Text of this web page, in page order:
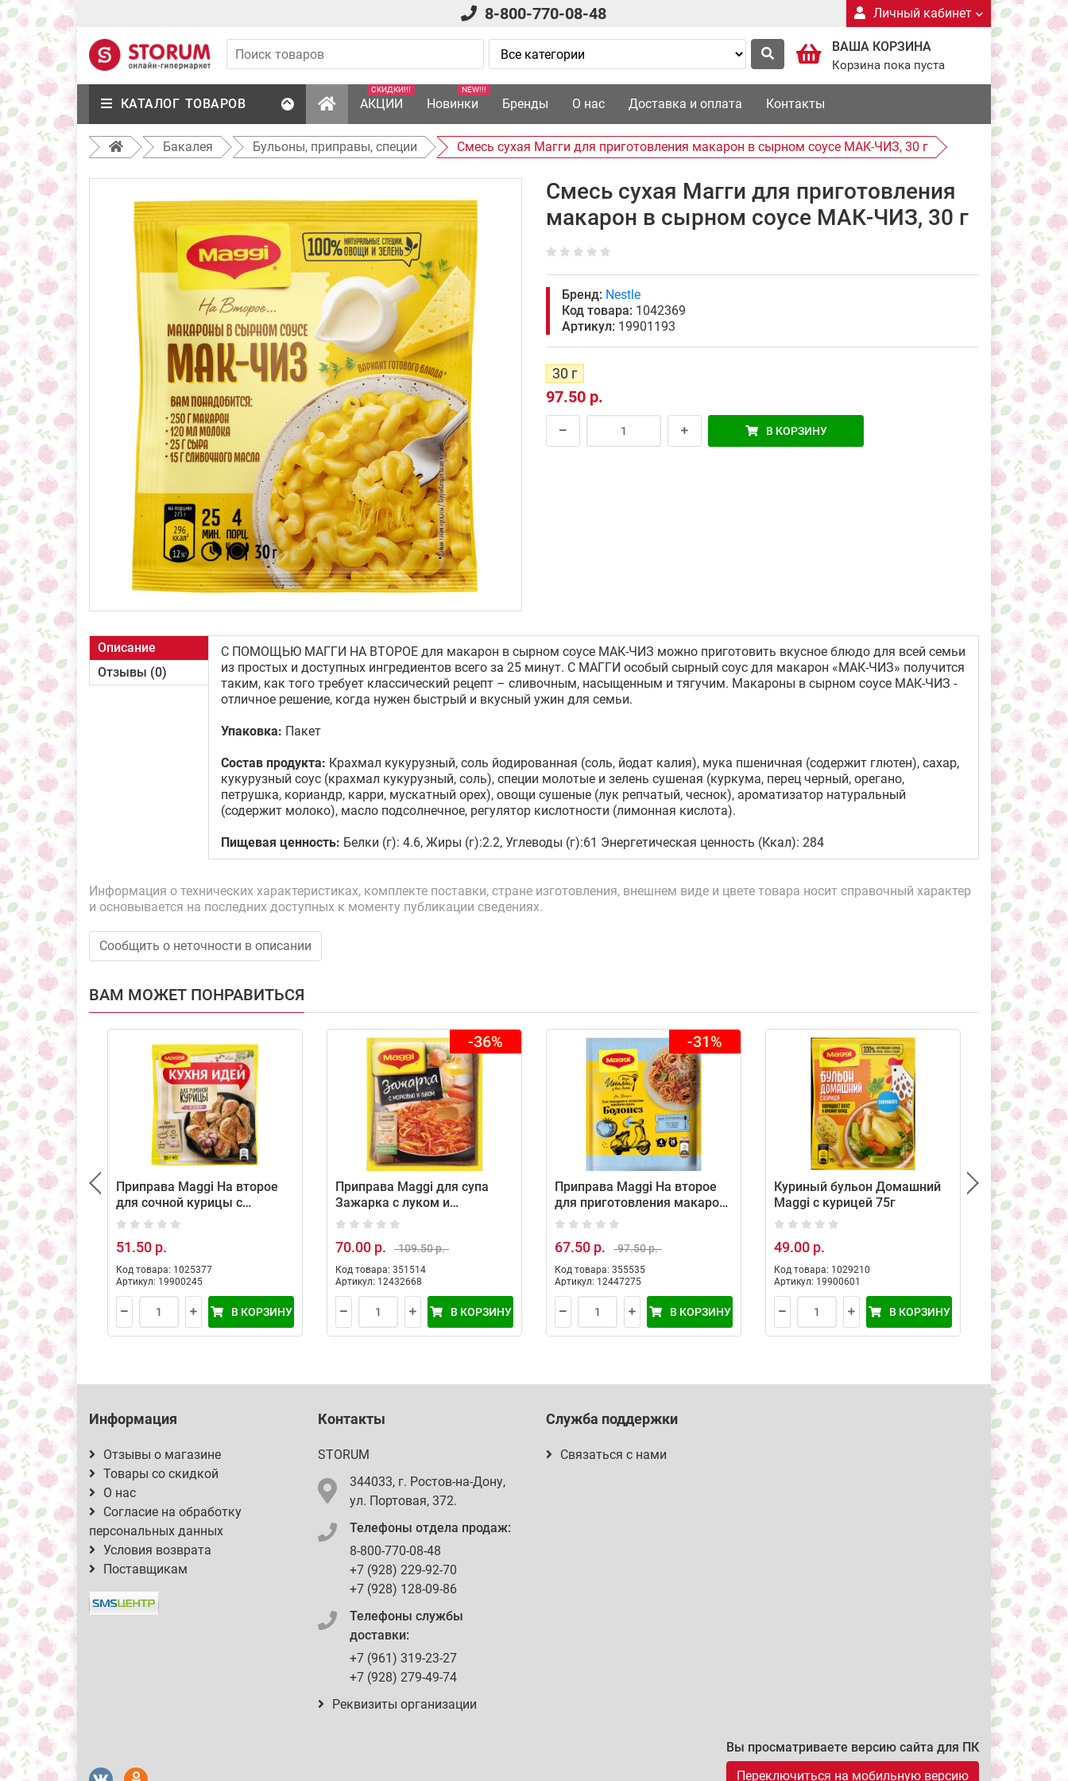
8-800-770-08-48 Личный кабинет
ВАША КОРЗИНА
Корзина пока пуста
КАТАЛОГ ТОВАРОВ АКЦИИ
СКИДКИ!!!
Новинки
NEW!!!
Бренды О нас Доставка и оплата Контакты
Бакалея Бульоны, приправы, специи Смесь сухая Магги для приготовления макарон в сырном соусе МАК-ЧИЗ, 30 г
Смесь сухая Магги для приготовления
макарон в сырном соусе МАК-ЧИЗ, 30 г
Бренд: Nestle
Код товара: 1042369
Артикул: 19901193
30 г
97.50 р.
В КОРЗИНУ
Описание
Отзывы (0)
С ПОМОЩЬЮ МАГГИ НА ВТОРОЕ для макарон в сырном соусе МАК-ЧИЗ можно приготовить вкусное блюдо для всей семьи
из простых и доступных ингредиентов всего за 25 минут. С МАГГИ особый сырный соус для макарон «МАК-ЧИЗ» получится
таким, как того требует классический рецепт – сливочным, насыщенным и тягучим. Макароны в сырном соусе МАК-ЧИЗ -
отличное решение, когда нужен быстрый и вкусный ужин для семьи.
Упаковка: Пакет
Состав продукта: Крахмал кукурузный, соль йодированная (соль, йодат калия), мука пшеничная (содержит глютен), сахар,
кукурузный соус (крахмал кукурузный, соль), специи молотые и зелень сушеная (куркума, перец черный, орегано,
петрушка, кориандр, карри, мускатный орех), овощи сушеные (лук репчатый, чеснок), ароматизатор натуральный
(содержит молоко), масло подсолнечное, регулятор кислотности (лимонная кислота).
Пищевая ценность: Белки (г): 4.6, Жиры (г):2.2, Углеводы (г):61 Энергетическая ценность (Ккал): 284
Информация о технических характеристиках, комплекте поставки, стране изготовления, внешнем виде и цвете товара носит справочный характер
и основывается на последних доступных к моменту публикации сведениях.
Сообщить о неточности в описании
ВАМ МОЖЕТ ПОНРАВИТЬСЯ
Приправа Maggi На второе
для сочной курицы с
чесноком, 30 г
51.50 р.
Код товара: 1025377
Артикул: 19900245
В КОРЗИНУ
-36%
Приправа Maggi для супа
Зажарка с луком и
морковью, 60 г
70.00 р. 109.50 р.
Код товара: 351514
Артикул: 12432668
В КОРЗИНУ
-31%
Приправа Maggi На второе
для приготовления макарон
в томатно-мясном соусе
67.50 р. 97.50 р.
Код товара: 355535
Артикул: 12447275
В КОРЗИНУ
Куриный бульон Домашний
Maggi с курицей 75г
49.00 р.
Код товара: 1029210
Артикул: 19900601
В КОРЗИНУ
Приправа
для
37 г
67.50 р.
Код товара:
Артикул:
Информация
Отзывы о магазине
Товары со скидкой
О нас
Согласие на обработку
персональных данных
Условия возврата
Поставщикам
Контакты
STORUM
344033, г. Ростов-на-Дону,
ул. Портовая, 372.
Телефоны отдела продаж:
8-800-770-08-48
+7 (928) 229-92-70
+7 (928) 128-09-86
Телефоны службы
доставки:
+7 (961) 319-23-27
+7 (928) 279-49-74
Реквизиты организации
Служба поддержки
Связаться с нами
Вы просматриваете версию сайта для ПК
Переключиться на мобильную версию